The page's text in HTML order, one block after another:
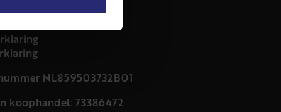
NL859503732B01
koophandel: 73386472